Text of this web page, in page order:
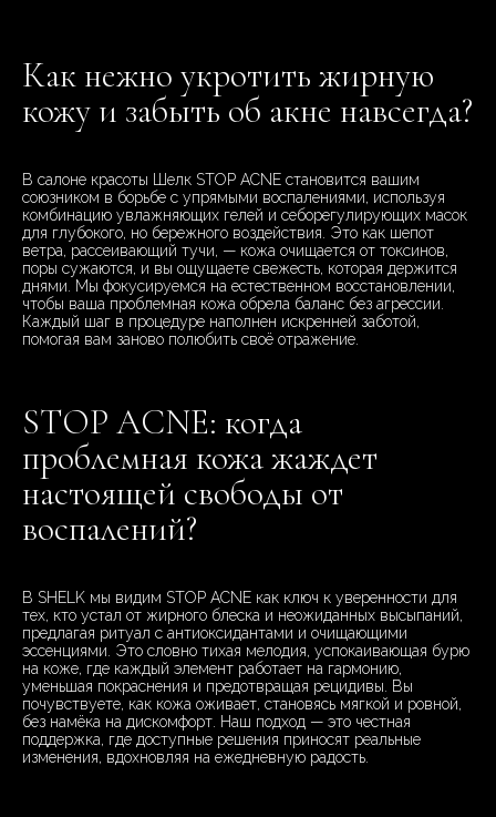
Как нежно укротить жирную
кожу и забыть об акне навсегда?
В салоне красоты Шелк STOP ACNE становится вашим
союзником в борьбе с упрямыми воспалениями, используя
комбинацию увлажняющих гелей и себорегулирующих масок
для глубокого, но бережного воздействия. Это как шепот
ветра, рассеивающий тучи, — кожа очищается от токсинов,
поры сужаются, и вы ощущаете свежесть, которая держится
днями. Мы фокусируемся на естественном восстановлении,
чтобы ваша проблемная кожа обрела баланс без агрессии.
Каждый шаг в процедуре наполнен искренней заботой,
помогая вам заново полюбить своё отражение.
STOP ACNE: когда
проблемная кожа жаждет
настоящей свободы от
воспалений?
В SHELK мы видим STOP ACNE как ключ к уверенности для
тех, кто устал от жирного блеска и неожиданных высыпаний,
предлагая ритуал с антиоксидантами и очищающими
эссенциями. Это словно тихая мелодия, успокаивающая бурю
на коже, где каждый элемент работает на гармонию,
уменьшая покраснения и предотвращая рецидивы. Вы
почувствуете, как кожа оживает, становясь мягкой и ровной,
без намёка на дискомфорт. Наш подход — это честная
поддержка, где доступные решения приносят реальные
изменения, вдохновляя на ежедневную радость.